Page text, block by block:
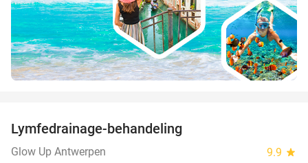
Lymfedrainage-behandeling
Glow Up Antwerpen 9.9 star